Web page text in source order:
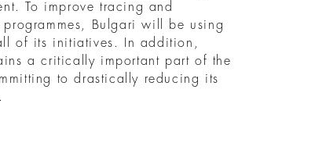
To improve tracing and
Bulgari will be using
of its initiatives. In addition,
a critically important part of the
to drastically reducing its